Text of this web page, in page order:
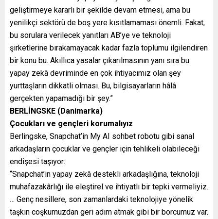
geliştirmeye kararlı bir şekilde devam etmesi, ama bu
yenilikçi sektörü de boş yere kısıtlamaması önemli. Fakat,
bu sorulara verilecek yanıtları AB’ye ve teknoloji
şirketlerine bırakamayacak kadar fazla toplumu ilgilendiren
bir konu bu. Akıllıca yasalar çıkarılmasının yanı sıra bu
yapay zekâ devriminde en çok ihtiyacımız olan şey
yurttaşların dikkatli olması. Bu, bilgisayarların hâlâ
gerçekten yapamadığı bir şey.”
BERLİNGSKE (Danimarka)
Çocukları ve gençleri korumalıyız
Berlingske, Snapchat’in My AI sohbet robotu gibi sanal
arkadaşların çocuklar ve gençler için tehlikeli olabileceği
endişesi taşıyor:
“Snapchat’in yapay zekâ destekli arkadaşlığına, teknoloji
muhafazakârlığı ile eleştirel ve ihtiyatlı bir tepki vermeliyiz.
… Genç nesillere, son zamanlardaki teknolojiye yönelik
taşkın coşkumuzdan geri adım atmak gibi bir borcumuz var.